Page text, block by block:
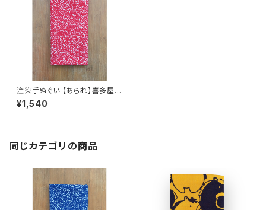
注染手ぬぐい 【あられ】喜多屋商
店 てぬぐい 赤エンジ 伝統柄 日
本製
¥1,540
同じカテゴリの商品